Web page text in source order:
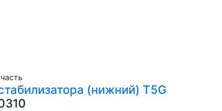
(нижний) T5G